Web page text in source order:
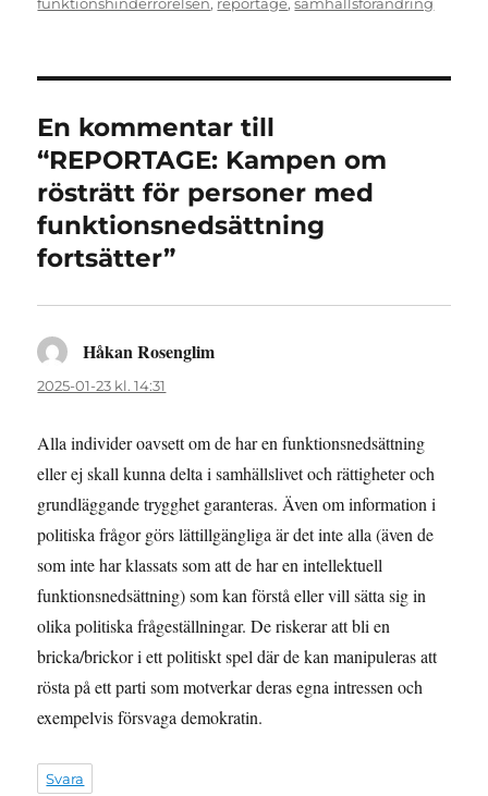
En kommentar till
“REPORTAGE: Kampen om
rösträtt för personer med
funktionsnedsättning
fortsätter”
Håkan Rosenglim
2025-01-23 kl. 14:31
Alla individer oavsett om de har en funktionsnedsättning
eller ej skall kunna delta i samhällslivet och rättigheter och
grundläggande trygghet garanteras. Även om information i
politiska frågor görs lättillgängliga är det inte alla (även de
som inte har klassats som att de har en intellektuell
funktionsnedsättning) som kan förstå eller vill sätta sig in
olika politiska frågeställningar. De riskerar att bli en
bricka/brickor i ett politiskt spel där de kan manipuleras att
rösta på ett parti som motverkar deras egna intressen och
exempelvis försvaga demokratin.
Svara